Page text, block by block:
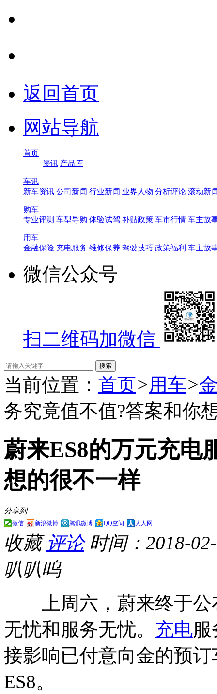
返回首页
网站导航
首页
资讯 产品库
车讯
新车资讯 公司新闻 行业新闻 业界人物 分析评论 滚动新
购车
专业评测 车型导购 体验试驾 补贴政策 车市行情 车主故
用车
金融保险 充电服务 维修保养 驾驶技巧 政策福利 车主故
微信公众号
扫二维码加微信
当前位置： 首页>用车>
务究竟值不值?答案和你
蔚来ES8的万元充电
想的很不一样
分享到
微信 新浪微博 腾讯微博 QQ空间 人人网
收藏 评论 时间：2018-
叭叭呜
上周六，蔚来终于公
无忧和服务无忧。 充电
接影响已付意向金的预
ES8。